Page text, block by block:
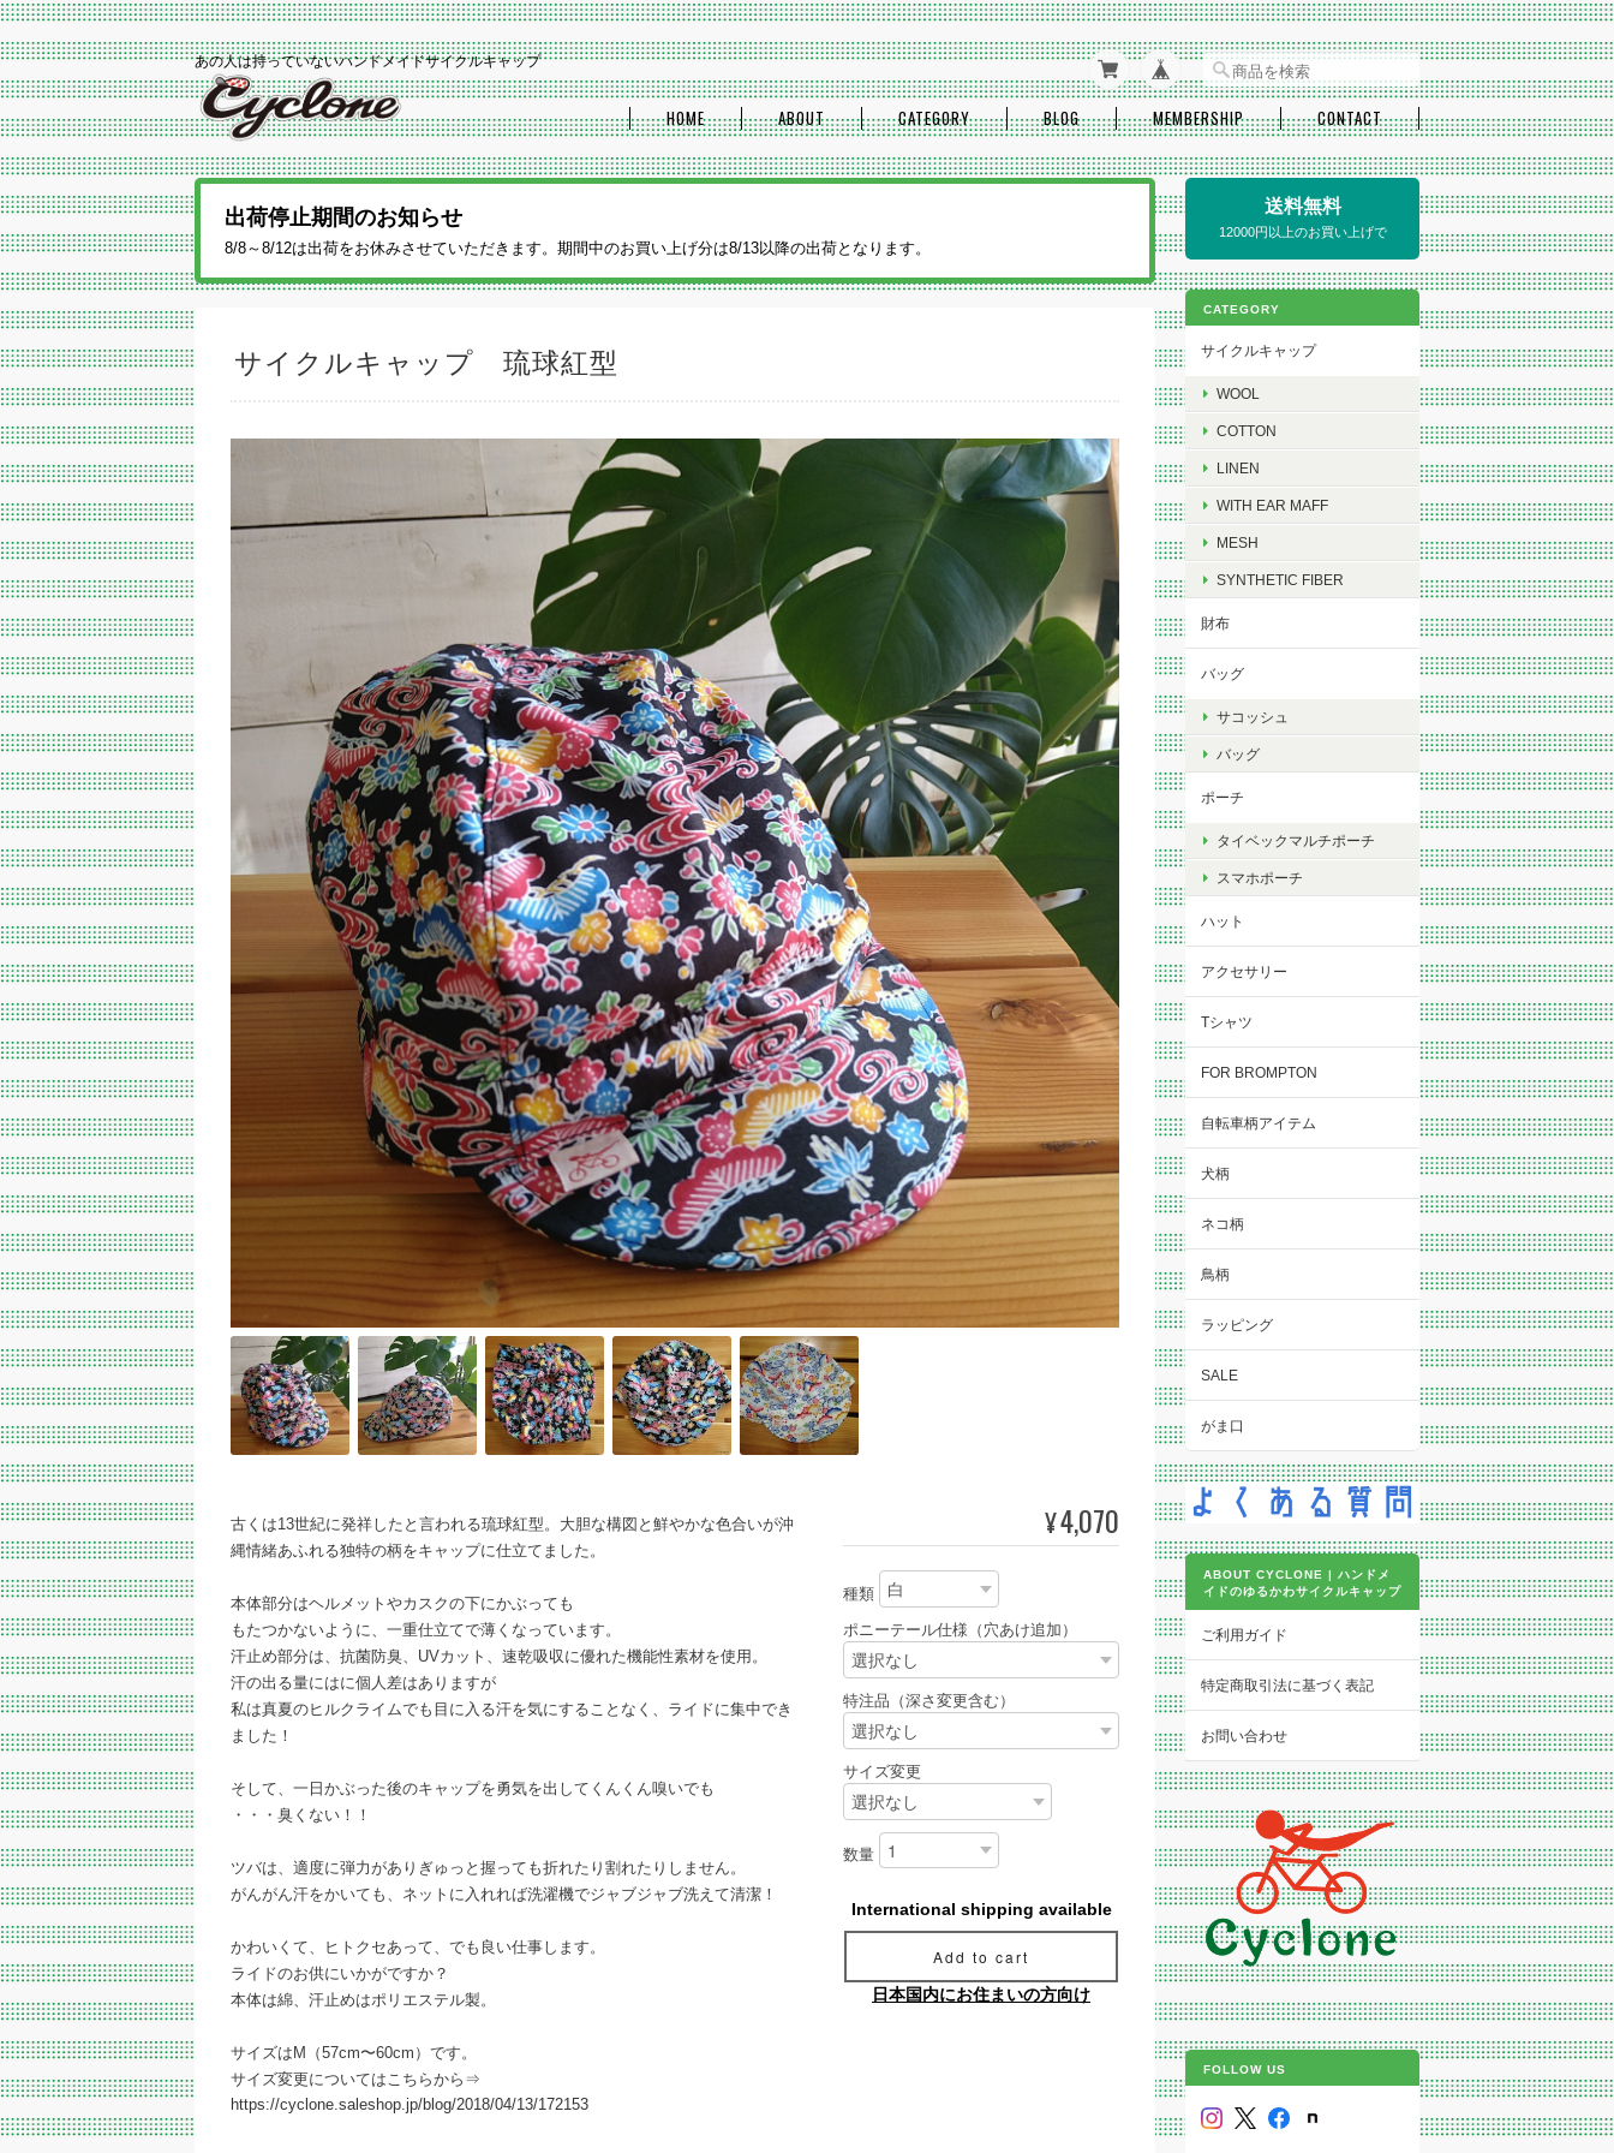
あの人は持っていないハンドメイドサイクルキャップ
HOME ABOUT CATEGORY BLOG MEMBERSHIP CONTACT
出荷停止期間のお知らせ
8/8～8/12は出荷をお休みさせていただきます。期間中のお買い上げ分は8/13以降の出荷となります。
サイクルキャップ 琉球紅型
古くは13世紀に発祥したと言われる琉球紅型。大胆な構図と鮮やかな色合いが沖
縄情緒あふれる独特の柄をキャップに仕立てました。
本体部分はヘルメットやカスクの下にかぶっても
もたつかないように、一重仕立てで薄くなっています。
汗止め部分は、抗菌防臭、UVカット、速乾吸収に優れた機能性素材を使用。
汗の出る量にはに個人差はありますが
私は真夏のヒルクライムでも目に入る汗を気にすることなく、ライドに集中でき
ました！
そして、一日かぶった後のキャップを勇気を出してくんくん嗅いでも
・・・臭くない！！
ツバは、適度に弾力がありぎゅっと握っても折れたり割れたりしません。
がんがん汗をかいても、ネットに入れれば洗濯機でジャブジャブ洗えて清潔！
かわいくて、ヒトクセあって、でも良い仕事します。
ライドのお供にいかがですか？
本体は綿、汗止めはポリエステル製。
サイズはM（57cm〜60cm）です。
サイズ変更についてはこちらから⇒
https://cyclone.saleshop.jp/blog/2018/04/13/172153
¥4,070
種類
ポニーテール仕様（穴あけ追加）
特注品（深さ変更含む）
サイズ変更
数量
International shipping available
Add to cart
日本国内にお住まいの方向け
送料無料
12000円以上のお買い上げで
CATEGORY
サイクルキャップ
WOOL
COTTON
LINEN
WITH EAR MAFF
MESH
SYNTHETIC FIBER
財布
バッグ
サコッシュ
バッグ
ポーチ
タイベックマルチポーチ
スマホポーチ
ハット
アクセサリー
Tシャツ
FOR BROMPTON
自転車柄アイテム
犬柄
ネコ柄
鳥柄
ラッピング
SALE
がま口
ABOUT CYCLONE | ハンドメ
イドのゆるかわサイクルキャップ
ご利用ガイド
特定商取引法に基づく表記
お問い合わせ
FOLLOW US